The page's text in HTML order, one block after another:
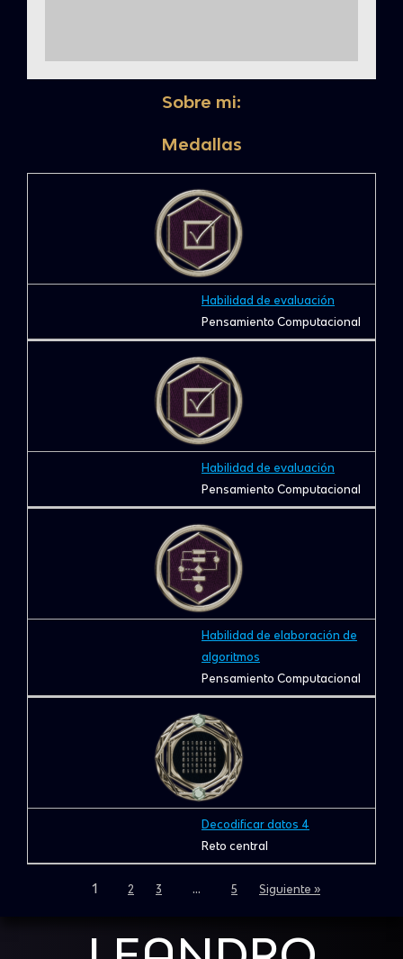
Sobre mi:
Medallas
Habilidad de evaluación
Pensamiento Computacional
Habilidad de evaluación
Pensamiento Computacional
Habilidad de elaboración de
algoritmos
Pensamiento Computacional
Decodificar datos 4
Reto central
1 2 3 … 5 Siguiente »